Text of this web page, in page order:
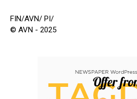
FIN/AVN/ PI/
© AVN - 2025